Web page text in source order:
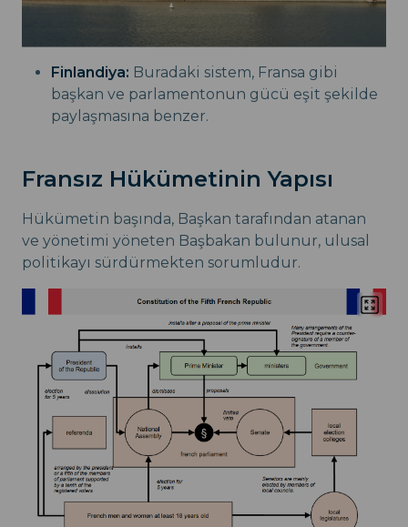
Finlandiya: Buradaki sistem, Fransa gibi
başkan ve parlamentonun gücü eşit şekilde
paylaşmasına benzer.
Fransız Hükümetinin Yapısı
Hükümetin başında, Başkan tarafından atanan
ve yönetimi yöneten Başbakan bulunur, ulusal
politikayı sürdürmekten sorumludur.